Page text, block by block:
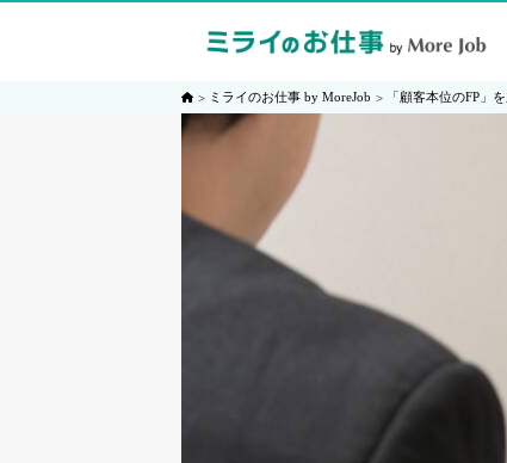
ミライのお仕事 by MoreJob 「顧客本位のFP」